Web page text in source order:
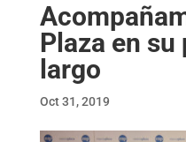
Plaza en su
largo
Oct 31, 2019